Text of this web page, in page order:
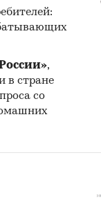
,
в стране
со